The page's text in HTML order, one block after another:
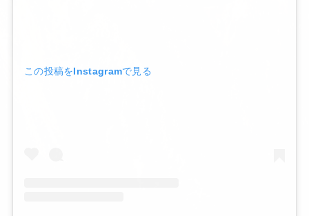
この投稿をInstagramで見る